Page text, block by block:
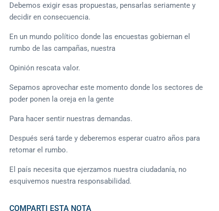
Debemos exigir esas propuestas, pensarlas seriamente y
decidir en consecuencia.
En un mundo político donde las encuestas gobiernan el
rumbo de las campañas, nuestra
Opinión rescata valor.
Sepamos aprovechar este momento donde los sectores de
poder ponen la oreja en la gente
Para hacer sentir nuestras demandas.
Después será tarde y deberemos esperar cuatro años para
retomar el rumbo.
El país necesita que ejerzamos nuestra ciudadanía, no
esquivemos nuestra responsabilidad.
COMPARTI ESTA NOTA